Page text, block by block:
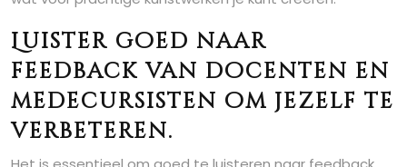
Luister goed naar
feedback van docenten en
medecursisten om jezelf te
verbeteren.